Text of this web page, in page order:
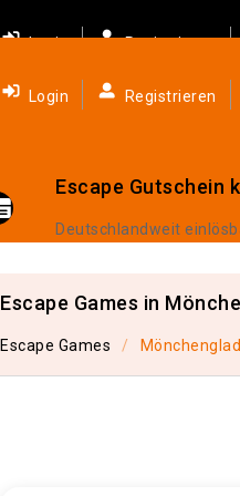
Login Registrieren
Login Registrieren
Escape Gutschein
Deutschlandweit
Escape Games in
Escape Games